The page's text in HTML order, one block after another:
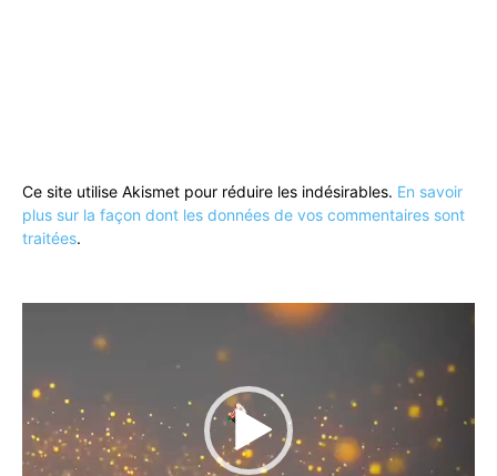
Ce site utilise Akismet pour réduire les indésirables. En savoir
plus sur la façon dont les données de vos commentaires sont
traitées.